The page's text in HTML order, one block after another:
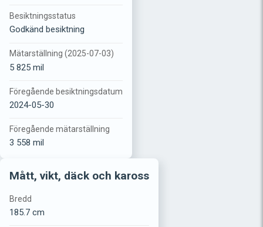
Besiktningsstatus
Godkänd besiktning
Mätarställning (2025-07-03)
5 825 mil
Föregående besiktningsdatum
2024-05-30
Föregående mätarställning
3 558 mil
Mått, vikt, däck och kaross
Bredd
185.7 cm